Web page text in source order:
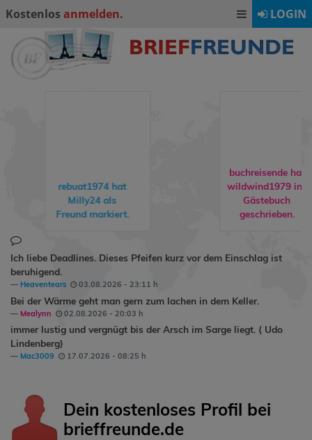
Kostenlos anmelden. LOGIN
wildwind1979ins
Gästebuch
geschrieben.
rene90hat
Ormlingals
Freund markiert.
Ich liebe Deadlines. Dieses Pfeifen kurz vor dem Einschlag ist
beruhigend.
Heaventears 03.08.2026 - 23:11 h
Bei der Wärme geht man gern zum lachen in dem Keller.
Mealynn 02.08.2026 - 20:03 h
immer lustig und vergnügt bis der Arsch im Sarge liegt. ( Udo
Lindenberg)
Mac3009 17.07.2026 - 08:25 h
Dein kostenloses Profil bei
brieffreunde.de